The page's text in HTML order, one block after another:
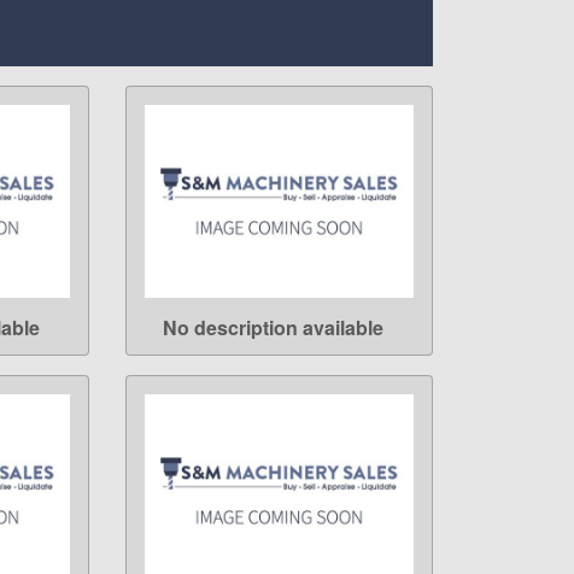
LEARN MORE
No description available